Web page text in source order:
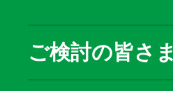
ご検討の皆さま